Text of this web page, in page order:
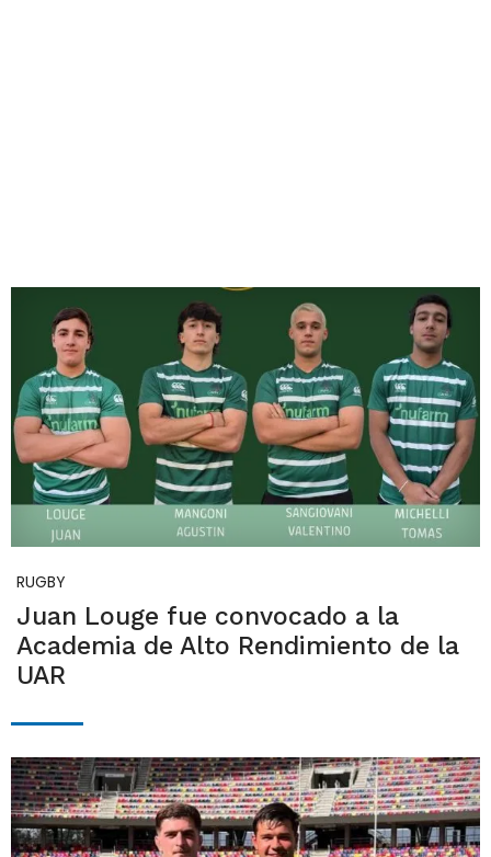
RUGBY
Juan Louge fue convocado a la
Academia de Alto Rendimiento de la
UAR